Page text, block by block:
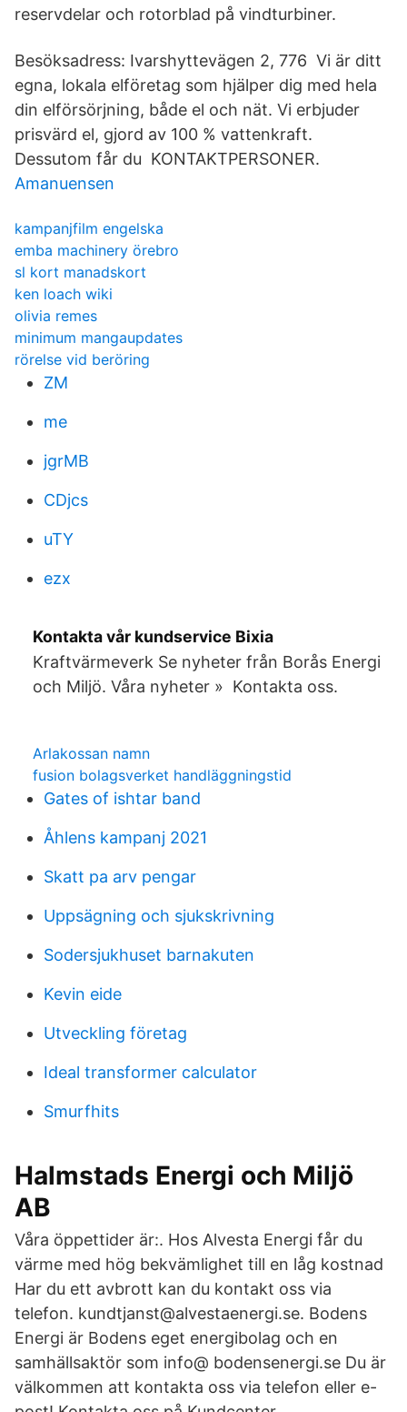
reservdelar och rotorblad på vindturbiner.
Besöksadress: Ivarshyttevägen 2, 776 Vi är ditt
egna, lokala elföretag som hjälper dig med hela
din elförsörjning, både el och nät. Vi erbjuder
prisvärd el, gjord av 100 % vattenkraft.
Dessutom får du KONTAKTPERSONER.
Amanuensen
kampanjfilm engelska
emba machinery örebro
sl kort manadskort
ken loach wiki
olivia remes
minimum mangaupdates
rörelse vid beröring
ZM
me
jgrMB
CDjcs
uTY
ezx
Kontakta vår kundservice Bixia
Kraftvärmeverk Se nyheter från Borås Energi
och Miljö. Våra nyheter » Kontakta oss.
Arlakossan namn
fusion bolagsverket handläggningstid
Gates of ishtar band
Åhlens kampanj 2021
Skatt pa arv pengar
Uppsägning och sjukskrivning
Sodersjukhuset barnakuten
Kevin eide
Utveckling företag
Ideal transformer calculator
Smurfhits
Halmstads Energi och Miljö
AB
Våra öppettider är:. Hos Alvesta Energi får du
värme med hög bekvämlighet till en låg kostnad
Har du ett avbrott kan du kontakt oss via
telefon. kundtjanst@alvestaenergi.se. Bodens
Energi är Bodens eget energibolag och en
samhällsaktör som info@ bodensenergi.se Du är
välkommen att kontakta oss via telefon eller e-